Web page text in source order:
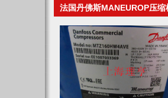
法国丹佛斯MANEUROP压缩